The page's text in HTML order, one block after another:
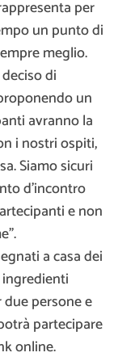
per
un punto di
meglio.
di
un
avranno la
i nostri ospiti,
Siamo sicuri
d’incontro
e non
a casa dei
persone e
partecipare
online.